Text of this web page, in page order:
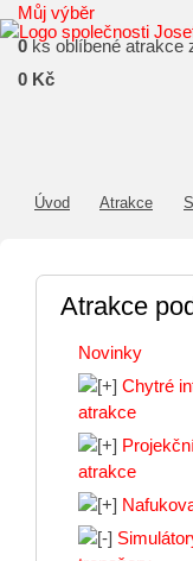
Můj výběr
0 ks oblíbené atrakce
0 Kč
Úvod Atrakce
Atrakce
Novinky
Chytré
atrakce
atrakce